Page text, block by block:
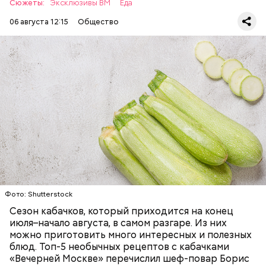
Сюжеты: Эксклюзивы ВМ
Еда
06 августа 12:15
Общество
Фото: Shutterstock
Сезон кабачков, который приходится на конец
июля–начало августа, в самом разгаре. Из них
можно приготовить много интересных и полезных
блюд. Топ-5 необычных рецептов с кабачками
«Вечерней Москве» перечислил шеф-повар Борис
Ингредиенты:
ЕДА ОВОЩИ РЕЦЕПТЫ
Вред дыни
Фото: Shutterstock
— Наиболее распространенные борщ, щи, котлеты,
салаты, лаваш с творогом и сыром, пироги, омлет,
запеканка. Щавеля там везде используется
немного, поэтому никакого вреда от него не будет.
Чем разнообразнее рацион питания человека, тем
лучше. Потому что это исключает вероятность
возникновения дефицитов микроэлементов, —
заверил специалист.